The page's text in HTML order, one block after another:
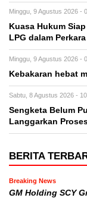
Minggu, 9 Agustus 2026 -
Kuasa Hukum
LPG dalam
Minggu, 9 Agustus 2026 -
Kebakaran hebat
Sabtu, 8 Agustus 2026 -
Sengketa Belum
Langgarkan
BERITA
Breaking News
GM Holding SCY